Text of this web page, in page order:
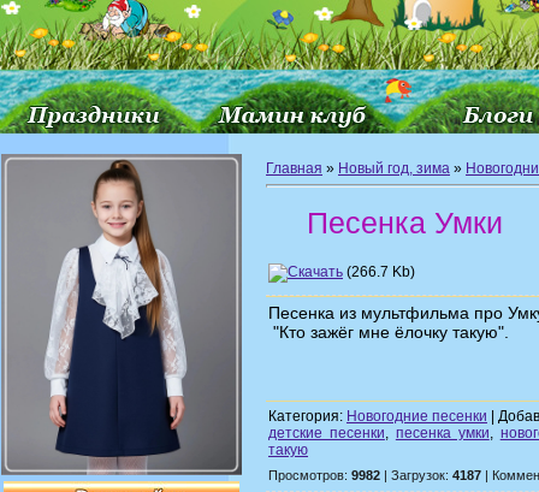
Главная » Новый год, зима »
Песенка Умки
(266.7 Kb)
Песенка из мультфильма про
"Кто зажёг мне ёлочку такую".
Категория: Новогодние песенки |
детские песенки, песенка умки,
такую
Просмотров: 9982 | Загрузок: 4187 |